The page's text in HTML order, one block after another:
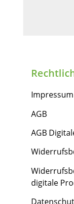
Impressum
AGB
AGB
digitale